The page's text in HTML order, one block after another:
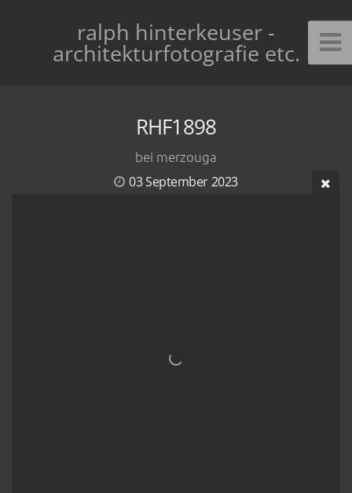
ralph hinterkeuser -
architekturfotografie etc.
RHF1898
bei merzouga
03 September 2023